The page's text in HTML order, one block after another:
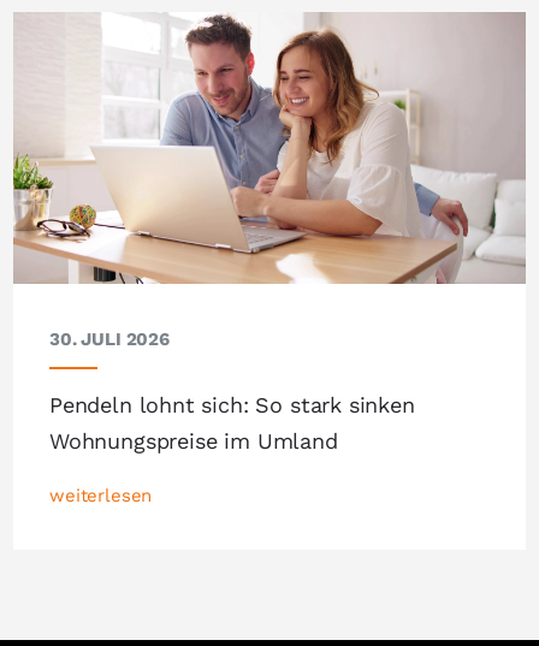
30. JULI 2026
Pendeln lohnt sich: So stark sinken
Wohnungspreise im Umland
weiterlesen